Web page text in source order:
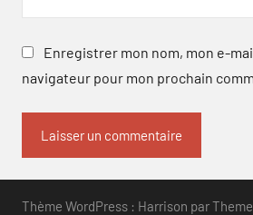
Enregistrer mon nom, mon e-
navigateur pour mon prochain
Thème WordPress : Harrison par